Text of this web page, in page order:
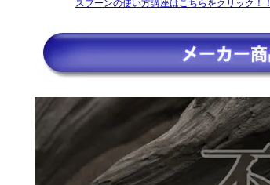
スプーンの使い方講座はこちらをクリック！！